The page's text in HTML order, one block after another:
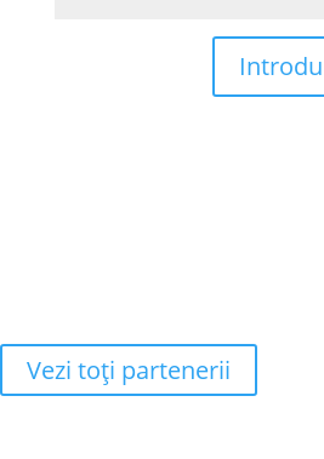
Vezi toţi partenerii